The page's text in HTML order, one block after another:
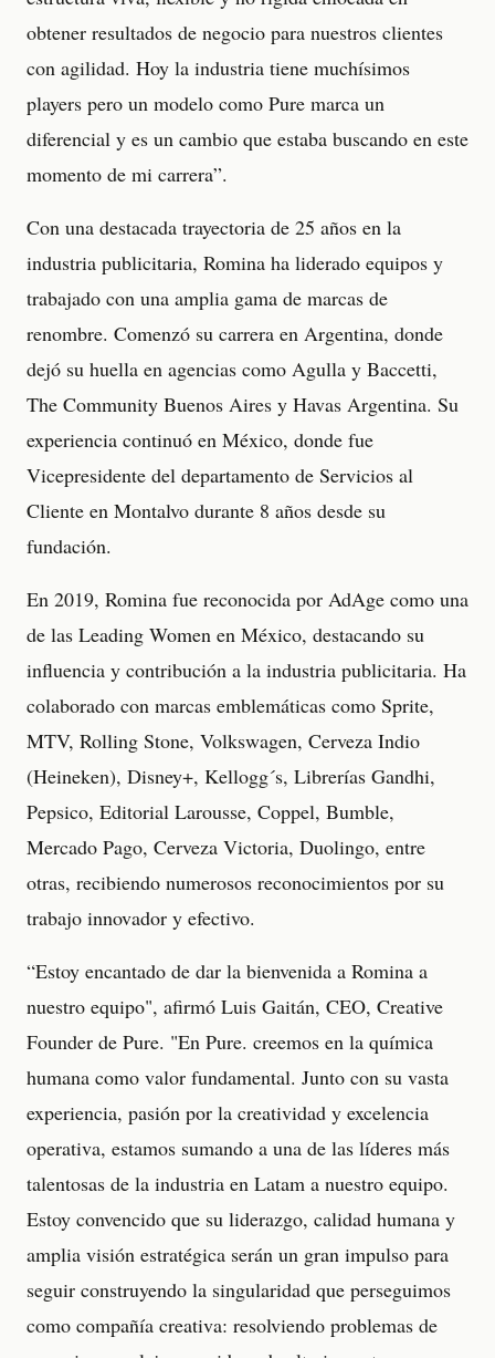
obtener resultados de negocio para nuestros clientes
con agilidad. Hoy la industria tiene muchísimos
players pero un modelo como Pure marca un
diferencial y es un cambio que estaba buscando en este
momento de mi carrera”.
Con una destacada trayectoria de 25 años en la
industria publicitaria, Romina ha liderado equipos y
trabajado con una amplia gama de marcas de
renombre. Comenzó su carrera en Argentina, donde
dejó su huella en agencias como Agulla y Baccetti,
The Community Buenos Aires y Havas Argentina. Su
experiencia continuó en México, donde fue
Vicepresidente del departamento de Servicios al
Cliente en Montalvo durante 8 años desde su
fundación.
En 2019, Romina fue reconocida por AdAge como una
de las Leading Women en México, destacando su
influencia y contribución a la industria publicitaria. Ha
colaborado con marcas emblemáticas como Sprite,
MTV, Rolling Stone, Volkswagen, Cerveza Indio
(Heineken), Disney+, Kellogg´s, Librerías Gandhi,
Pepsico, Editorial Larousse, Coppel, Bumble,
Mercado Pago, Cerveza Victoria, Duolingo, entre
otras, recibiendo numerosos reconocimientos por su
trabajo innovador y efectivo.
“Estoy encantado de dar la bienvenida a Romina a
nuestro equipo", afirmó Luis Gaitán, CEO, Creative
Founder de Pure. "En Pure. creemos en la química
humana como valor fundamental. Junto con su vasta
experiencia, pasión por la creatividad y excelencia
operativa, estamos sumando a una de las líderes más
talentosas de la industria en Latam a nuestro equipo.
Estoy convencido que su liderazgo, calidad humana y
amplia visión estratégica serán un gran impulso para
seguir construyendo la singularidad que perseguimos
como compañía creativa: resolviendo problemas de